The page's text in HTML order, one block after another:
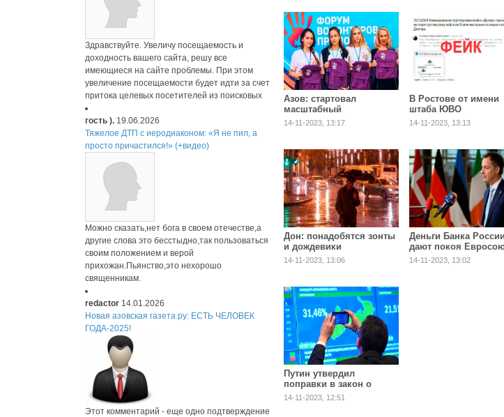
Азов: стартовал
масштабный
молодежный форум
14-11-2023, 13:17
В Ростове от имени
штаба ЮВО
распространили
14-11-2023, 13:13
Дон: понадобятся зонты
и дождевики
14-11-2023, 13:06
Деньги Банка
дают покоя
14-11-2023, 13:02
Путин утвердил
поправки в закон о
выборах главы
государства
14-11-2023, 12:51
Здравствуйте. Увеличу посещаемость и
доходность вашего сайта, решу все
имеющиеся на сайте проблемы. При этом
увеличение посещаемости будет идти за счет
притока целевых посетителей из поисковых
гость ). 19.06.2026
Тяжелое ДТП с иеродиаконом: «Я не пил, а
просто причастился!» (+видео)
Можно сказать,нет бога в своем отечестве,а
другие слова это бесстыдно,так пользоваться
своим положением и верой
прихожан.Пьянство,это нехорошо
священникам.
redactor 14.01.2026
Новая азовская газета.ру: ЕСТЬ ЧЕЛОВЕК
ГОДА-2025!
Этот комментарий - еще одно подтверждение